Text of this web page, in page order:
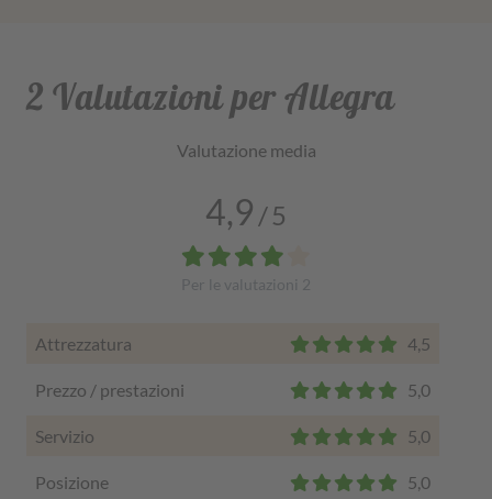
2 Valutazioni per Allegra
Valutazione media
4,9 /5
Per le valutazioni 2
Attrezzatura 4,5
Prezzo / prestazioni 5,0
Servizio 5,0
Posizione 5,0